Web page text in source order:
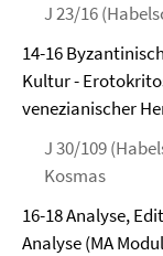
J 23/16
14-16
Kultur -
venezianischer
J 30/109
Kosmas
16-18 Analyse,
Analyse (MA